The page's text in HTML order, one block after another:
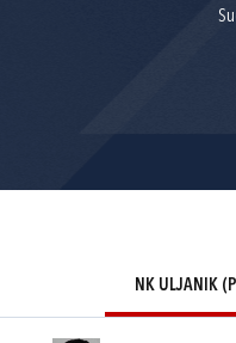
NK ULJANIK